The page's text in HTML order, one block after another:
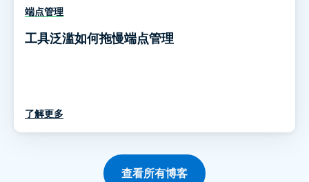
端点管理
工具泛滥如何拖慢端点管理
了解更多
查看所有博客